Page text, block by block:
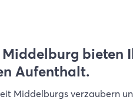
bieten
Aufenthalt.
Middelburgs verzaubern